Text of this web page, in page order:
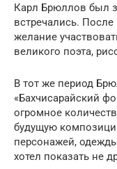
Карл Брюллов был
встречались.
желание
великого поэта,
В тот же период
«Бахчисарайский
огромное
будущую
персонажей,
хотел показать не